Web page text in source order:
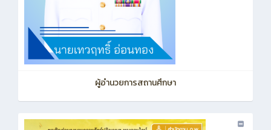
ผู้อำนวยการสถานศึกษา